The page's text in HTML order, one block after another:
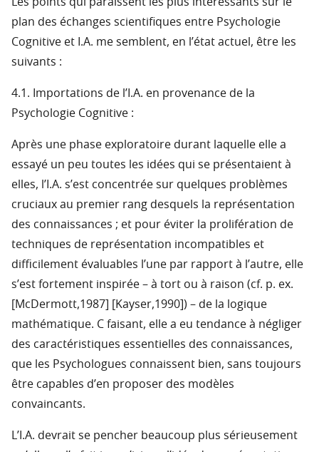
plan des échanges scientifiques entre Psychologie
Cognitive et I.A. me semblent, en l’état actuel, être les
suivants :
4.1. Importations de l’I.A. en provenance de la
Psychologie Cognitive :
Après une phase exploratoire durant laquelle elle a
essayé un peu toutes les idées qui se présentaient à
elles, l’I.A. s’est concentrée sur quelques problèmes
cruciaux au premier rang desquels la représentation
des connaissances ; et pour éviter la prolifération de
techniques de représentation incompatibles et
difficilement évaluables l’une par rapport à l’autre, elle
s’est fortement inspirée – à tort ou à raison (cf. p. ex.
[McDermott,1987] [Kayser,1990]) – de la logique
mathématique. C faisant, elle a eu tendance à négliger
des caractéristiques essentielles des connaissances,
que les Psychologues connaissent bien, sans toujours
être capables d’en proposer des modèles
convaincants.
L’I.A. devrait se pencher beaucoup plus sérieusement